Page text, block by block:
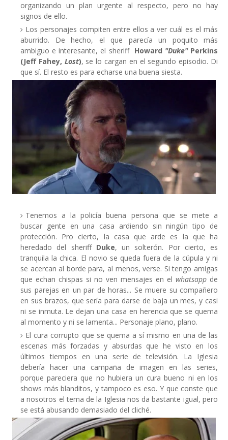
organizando un plan urgente al respecto, pero no hay
signos de ello.
Los personajes compiten entre ellos a ver cuál es el más
aburrido. De hecho, el que parecía un poquito más
ambiguo e interesante, el sheriff Howard "Duke"Perkins
(Jeff Fahey, Lost), se lo cargan en el segundo episodio. Di
que sí. El resto es para echarse una buena siesta.
Tenemos a la policía buena persona que se mete a
buscar gente en una casa ardiendo sin ningún tipo de
protección. Pro cierto, la casa que arde es la que ha
heredado del sheriff Duke, un solterón. Por cierto, es
tranquila la chica. El novio se queda fuera de la cúpula y ni
se acercan al borde para, al menos, verse. Si tengo amigas
que echan chispas si no ven mensajes en el whatsapp de
sus parejas en un par de horas... Se muere su compañero
en sus brazos, que sería para darse de baja un mes, y casi
ni se inmuta. Le dejan una casa en herencia que se quema
al momento y ni se lamenta... Personaje plano, plano.
El cura corrupto que se quema a sí mismo en una de las
escenas más forzadas y absurdas que he visto en los
últimos tiempos en una serie de televisión. La Iglesia
debería hacer una campaña de imagen en las series,
porque pareciera que no hubiera un cura bueno ni en los
shows más blanditos, y tampoco es eso. Y que conste que
a nosotros el tema de la Iglesia nos da bastante igual, pero
se está abusando demasiado del cliché.